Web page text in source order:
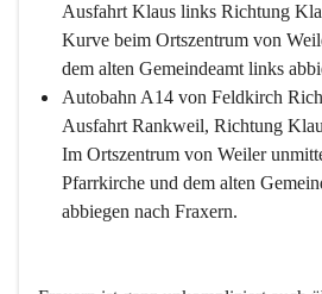
Ausfahrt Klaus links Richtung
Kurve beim Ortszentrum von
dem alten Gemeindeamt links
Autobahn A14 von Feldkirch
Ausfahrt Rankweil, Richtung
Im Ortszentrum von Weiler
Pfarrkirche und dem alten
abbiegen nach Fraxern.